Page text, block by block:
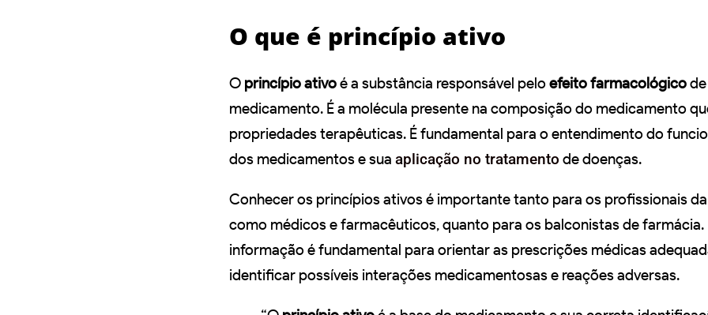
O que é princípio ativo
O princípio ativoé a substância responsável pelo efeito farmacológico
medicamento. É a molécula presente na composição do medicamento
propriedades terapêuticas. É fundamental para o entendimento do
dos medicamentos e sua aplicação no tratamento de doenças.
Conhecer os princípios ativos é importante tanto para os profissionais
como médicos e farmacêuticos, quanto para os balconistas de farmácia.
informação é fundamental para orientar as prescrições médicas
identificar possíveis interações medicamentosas e reações adversas.